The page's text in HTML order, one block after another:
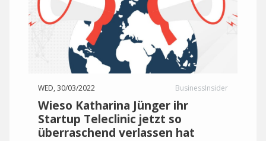
WED, 30/03/2022 BusinessInsider
Wieso Katharina Jünger ihr
Startup Teleclinic jetzt so
überraschend verlassen hat